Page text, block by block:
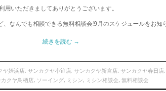
いただきましてありがとうございます。
なんでも相談できる無料相談会!9月のスケジュールをお知
続きを読む →
ヤ姪浜店, サンカクヤ小笹店, サンカクヤ新宮店, サンカクヤ春日店,
クヤ鳥栖店, ソーイング, ミシン, ミシン相談会, 無料相談会